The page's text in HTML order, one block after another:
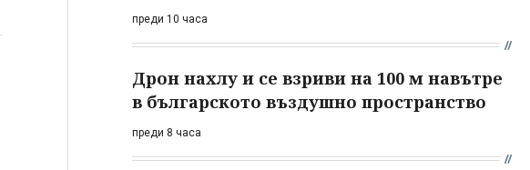
преди 10 часа
Дрон нахлу и се взриви на 100 м навътре
в българското въздушно пространство
преди 8 часа